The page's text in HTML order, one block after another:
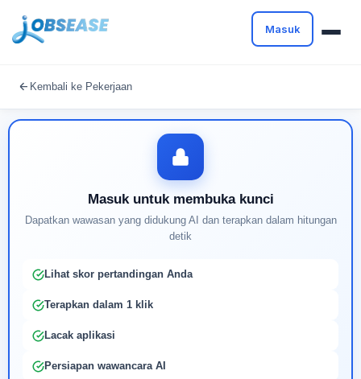
Masuk
Kembali ke Pekerjaan
Masuk untuk membuka kunci
Dapatkan wawasan yang didukung AI dan terapkan dalam hitungan
detik
Lihat skor pertandingan Anda
Terapkan dalam 1 klik
Lacak aplikasi
Persiapan wawancara AI
Buat profil Anda untuk membuka kunci pencocokan